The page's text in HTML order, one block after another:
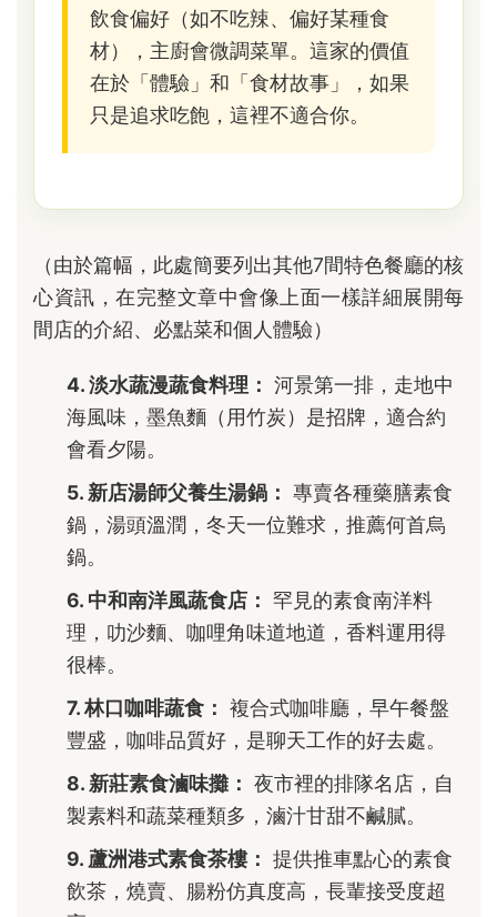
飲食偏好（如不吃辣、偏好某種食
材），主廚會微調菜單。這家的價值
在於「體驗」和「食材故事」，如果
只是追求吃飽，這裡不適合你。
（由於篇幅，此處簡要列出其他7間特色餐廳的核
心資訊，在完整文章中會像上面一樣詳細展開每
間店的介紹、必點菜和個人體驗）
4. 淡水蔬漫蔬食料理： 河景第一排，走地中
海風味，墨魚麵（用竹炭）是招牌，適合約
會看夕陽。
5. 新店湯師父養生湯鍋： 專賣各種藥膳素食
鍋，湯頭溫潤，冬天一位難求，推薦何首烏
鍋。
6. 中和南洋風蔬食店： 罕見的素食南洋料
理，叻沙麵、咖哩角味道地道，香料運用得
很棒。
7. 林口咖啡蔬食： 複合式咖啡廳，早午餐盤
豐盛，咖啡品質好，是聊天工作的好去處。
8. 新莊素食滷味攤： 夜市裡的排隊名店，自
製素料和蔬菜種類多，滷汁甘甜不鹹膩。
9. 蘆洲港式素食茶樓： 提供推車點心的素食
飲茶，燒賣、腸粉仿真度高，長輩接受度超